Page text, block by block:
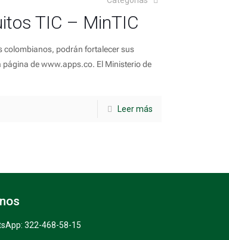
TIC – MinTIC
colombianos, podrán fortalecer sus
página de www.apps.co. El Ministerio de
Leer más
322-468-58-15